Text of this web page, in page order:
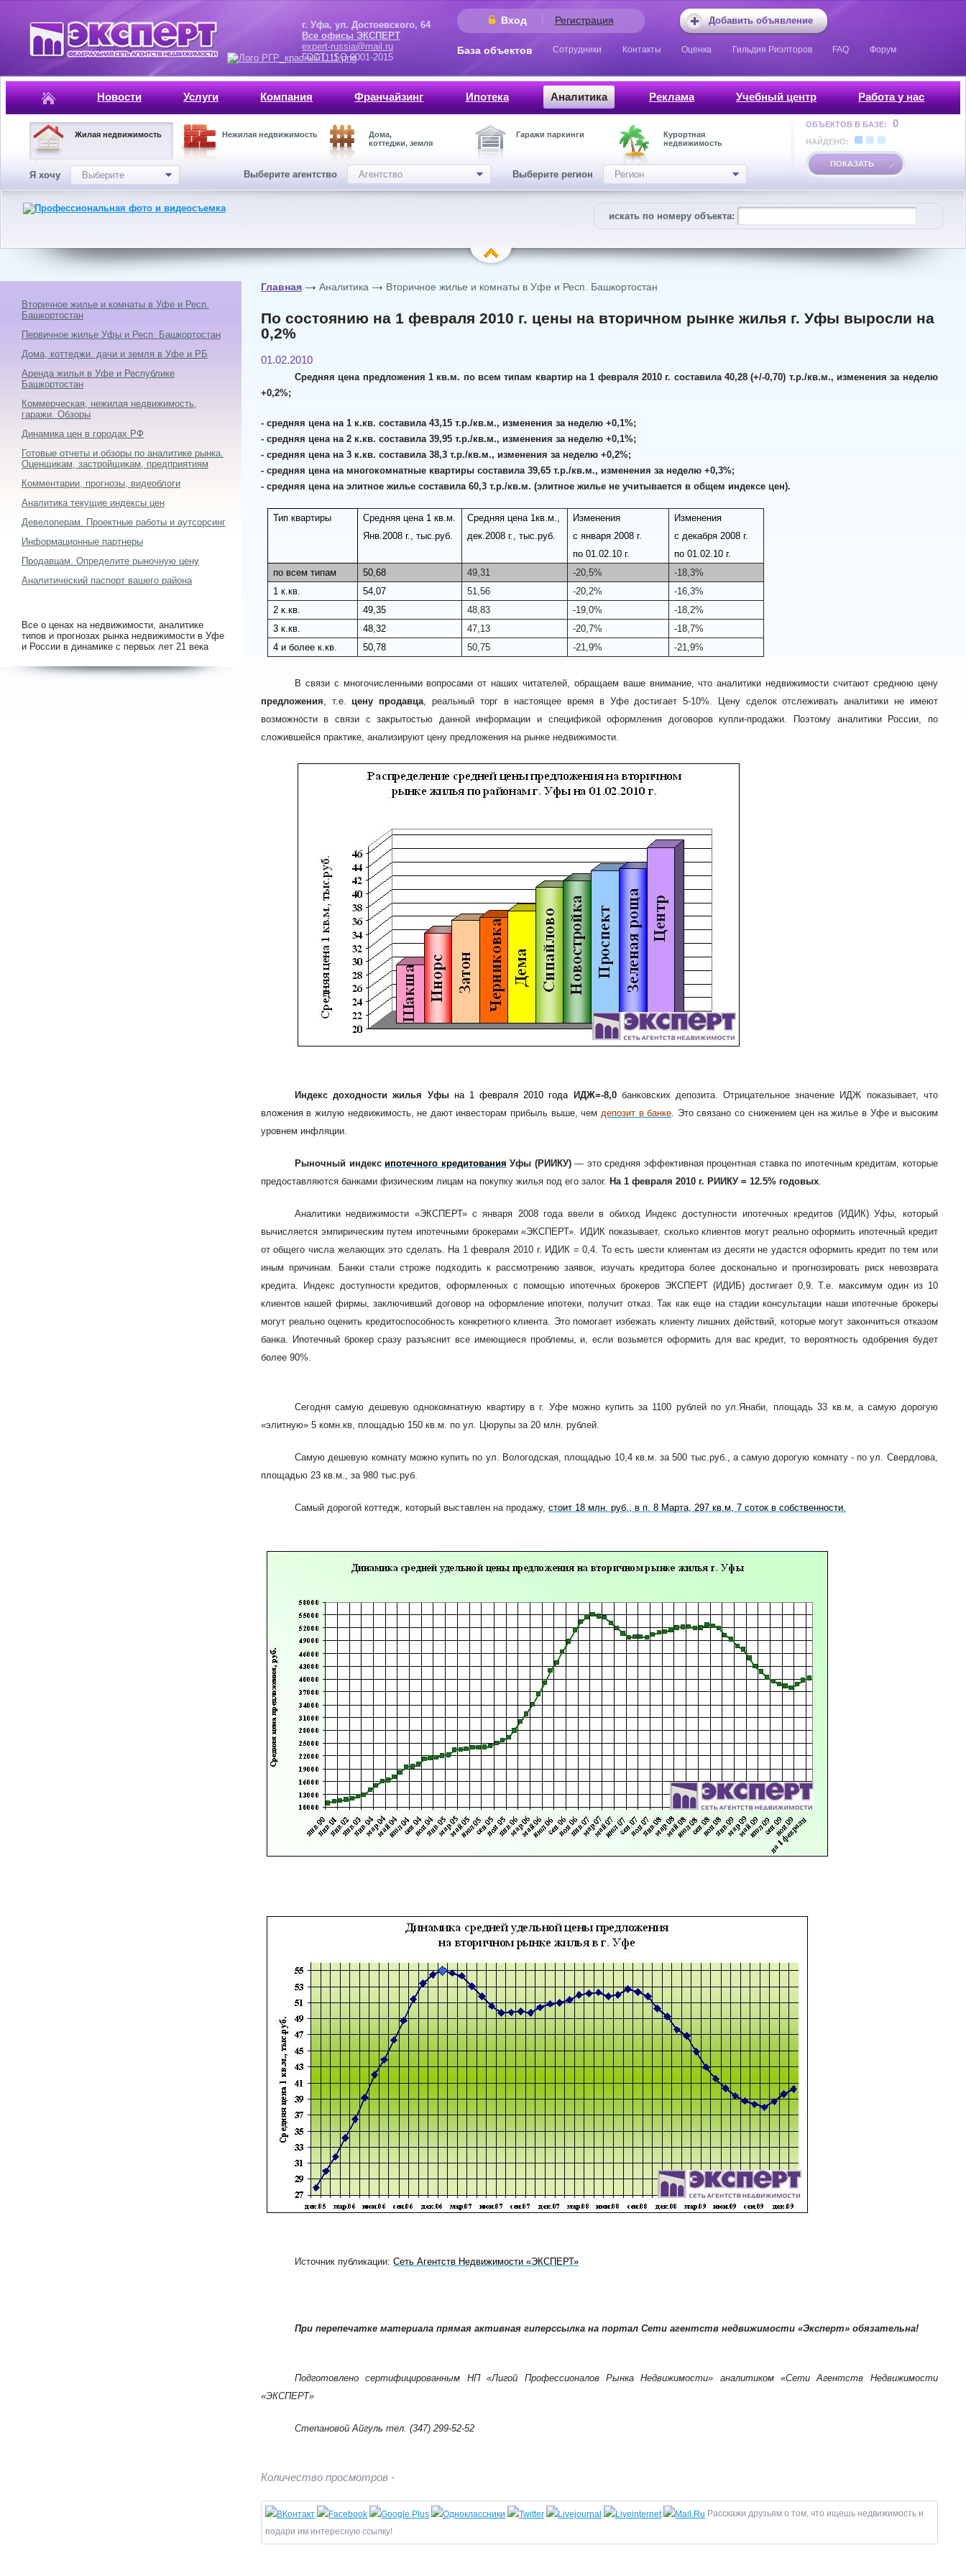
Добавить объявление
Вход Регистрация
г. Уфа, ул. Достоевского, 64
Все офисы ЭКСПЕРТ
expert-russia@mail.ru
ГОСТ, ISO 9001-2015
База объектов Сотрудники Контакты Оценка Гильдия Риэлторов FAQ Форум
Новости Услуги Компания Франчайзинг Ипотека Аналитика Реклама Учебный центр Работа у нас
Жилая недвижимость Нежилая недвижимость
Дома,
коттеджи, земля
Гаражи паркинги
Курортная
недвижимость
Я хочу Выберите Выберите агентство Агентство Выберите регион Регион
ОБЪЕКТОВ В БАЗЕ: 0
НАЙДЕНО:
ПОКАЗАТЬ
искать по номеру объекта:
Главная Аналитика Вторичное жилье и комнаты в Уфе и Респ. Башкортостан
По состоянию на 1 февраля 2010 г. цены на вторичном рынке жилья г. Уфы выросли на
0,2%
01.02.2010
Средняя цена предложения 1 кв.м. по всем типам квартир на 1 февраля 2010 г. составила 40,28 (+/-0,70) т.р./кв.м., изменения за неделю
+0,2%;
- средняя цена на 1 к.кв. составила 43,15 т.р./кв.м., изменения за неделю +0,1%;
- средняя цена на 2 к.кв. составила 39,95 т.р./кв.м., изменения за неделю +0,1%;
- средняя цена на 3 к.кв. составила 38,3 т.р./кв.м., изменения за неделю +0,2%;
- средняя цена на многокомнатные квартиры составила 39,65 т.р./кв.м., изменения за неделю +0,3%;
- средняя цена на элитное жилье составила 60,3 т.р./кв.м. (элитное жилье не учитывается в общем индексе цен).
Тип квартиры
Средняя цена 1 кв.м.
Янв.2008 г., тыс.руб.
Средняя цена 1кв.м.,
дек.2008 г., тыс.руб.
Изменения
с января 2008 г.
по 01.02.10 г.
Изменения
с декабря 2008 г.
по 01.02.10 г.
по всем типам
50,68 49,31 -20,5%
-18,3%
1 к.кв.
54,07 51,56 -20,2%
-16,3%
2 к.кв.
49,35 48,83 -19,0%
-18,2%
3 к.кв.
48,32 47,13 -20,7%
-18,7%
4 и более к.кв.
50,78 50,75 -21,9% -21,9%
В связи с многочисленными вопросами от наших читателей, обращаем ваше внимание, что аналитики недвижимости считают среднюю цену
предложения, т.е. цену продавца, реальный торг в настоящее время в Уфе достигает 5-10%. Цену сделок отслеживать аналитики не имеют
возможности в связи с закрытостью данной информации и спецификой оформления договоров купли-продажи. Поэтому аналитики России, по
сложившейся практике, анализируют цену предложения на рынке недвижимости.
Индекс доходности жилья Уфы на 1 февраля 2010 года ИДЖ=-8,0 банковских депозита. Отрицательное значение ИДЖ показывает, что
вложения в жилую недвижимость, не дают инвесторам прибыль выше, чем депозит в банке. Это связано со снижением цен на жилье в Уфе и высоким
уровнем инфляции.
Рыночный индексипотечного кредитования Уфы (РИИКУ)— это средняя эффективная процентная ставка по ипотечным кредитам, которые
предоставляются банками физическим лицам на покупку жилья под его залог. На 1 февраля 2010 г. РИИКУ = 12.5% годовых.
Аналитики недвижимости «ЭКСПЕРТ» с января 2008 года ввели в обиход Индекс доступности ипотечных кредитов (ИДИК) Уфы, который
вычисляется эмпирическим путем ипотечными брокерами «ЭКСПЕРТ». ИДИК показывает, сколько клиентов могут реально оформить ипотечный кредит
от общего числа желающих это сделать. На 1 февраля 2010 г. ИДИК = 0,4. То есть шести клиентам из десяти не удастся оформить кредит по тем или
иным причинам. Банки стали строже подходить к рассмотрению заявок, изучать кредитора более досконально и прогнозировать риск невозврата
кредита. Индекс доступности кредитов, оформленных с помощью ипотечных брокеров ЭКСПЕРТ (ИДИБ) достигает 0,9. Т.е. максимум один из 10
клиентов нашей фирмы, заключивший договор на оформление ипотеки, получит отказ. Так как еще на стадии консультации наши ипотечные брокеры
могут реально оценить кредитоспособность конкретного клиента. Это помогает избежать клиенту лишних действий, которые могут закончиться отказом
банка. Ипотечный брокер сразу разъяснит все имеющиеся проблемы, и, если возьмется оформить для вас кредит, то вероятность одобрения будет
более 90%.
Сегодня самую дешевую однокомнатную квартиру в г. Уфе можно купить за 1100 рублей по ул.Янаби, площадь 33 кв.м, а самую дорогую
«элитную» 5 комн.кв, площадью 150 кв.м. по ул. Цюрупы за 20 млн. рублей.
Самую дешевую комнату можно купить по ул. Вологодская, площадью 10,4 кв.м. за 500 тыс.руб., а самую дорогую комнату - по ул. Свердлова,
площадью 23 кв.м., за 980 тыс.руб.
Самый дорогой коттедж, который выставлен на продажу,стоит 18 млн. руб., в п. 8 Марта, 297 кв.м, 7 соток в собственности.
Источник публикации:Сеть Агентств Недвижимости «ЭКСПЕРТ»
При перепечатке материала прямая активная гиперссылка на портал Сети агентств недвижимости «Эксперт» обязательна!
Подготовлено сертифицированным НП «Лигой Профессионалов Рынка Недвижимости» аналитиком «Сети Агентств Недвижимости
«ЭКСПЕРТ»
Степановой Айгуль тел. (347) 299-52-52
Количество просмотров -
Расскажи друзьям о том, что ищешь недвижимость и
подари им интересную ссылку!
Вторичное жилье и комнаты в Уфе и Респ.
Башкортостан
Первичное жилье Уфы и Респ. Башкортостан
Дома, коттеджи. дачи и земля в Уфе и РБ
Аренда жилья в Уфе и Республике
Башкортостан
Коммерческая, нежилая недвижимость,
гаражи. Обзоры
Динамика цен в городах РФ
Готовые отчеты и обзоры по аналитике рынка.
Оценщикам, застройщикам, предприятиям
Комментарии, прогнозы, видеоблоги
Аналитика текущие индексы цен
Девелоперам. Проектные работы и аутсорсинг
Информационные партнеры
Продавцам. Определите рыночную цену
Аналитический паспорт вашего района
Все о ценах на недвижимости, аналитике
типов и прогнозах рынка недвижимости в Уфе
и России в динамике с первых лет 21 века